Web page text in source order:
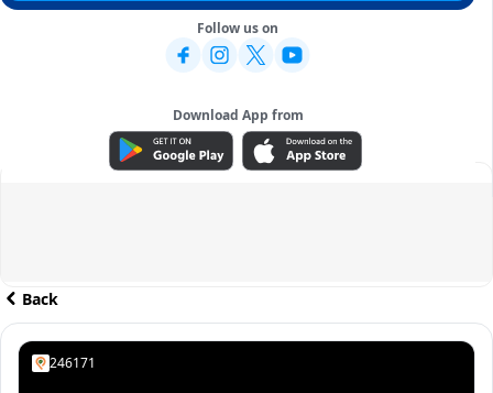
Follow us on
Download App from
ADVERTISEMENT
Back
246171